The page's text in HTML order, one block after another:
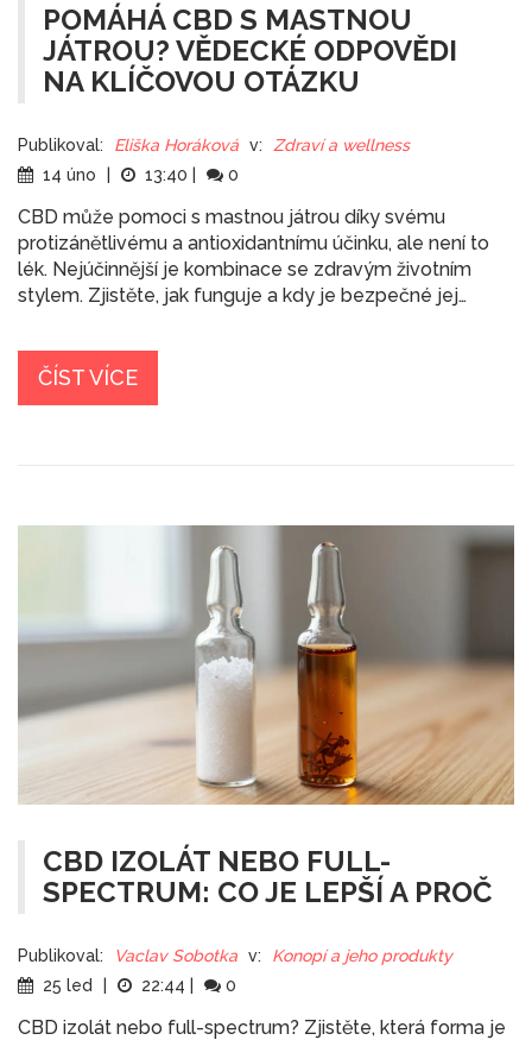
POMÁHÁ CBD S MASTNOU
JÁTROU? VĚDECKÉ ODPOVĚDI
NA KLÍČOVOU OTÁZKU
Publikoval: Eliška Horáková v:
Zdraví a wellness
14 úno
| 13:40 | 0
CBD může pomoci s mastnou játrou díky svému
protizánětlivému a antioxidantnímu účinku, ale není to
lék. Nejúčinnější je kombinace se zdravým životním
stylem. Zjistěte, jak funguje a kdy je bezpečné jej
ČÍST VÍCE
CBD IZOLÁT NEBO FULL-
SPECTRUM: CO JE LEPŠÍ A PROČ
Publikoval: Vaclav Sobotka v:
Konopí a jeho produkty
25 led
22:44 0
CBD izolát nebo full-spectrum? Zjistěte, která forma je